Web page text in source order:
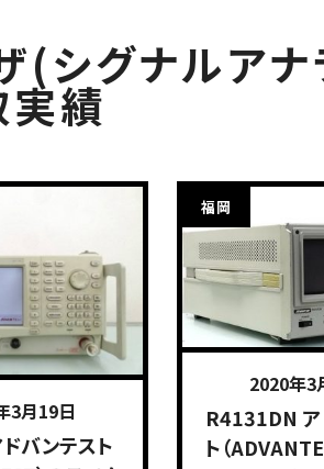
(シグナルア
実績
3月19日
バンテスト
福岡
2020年3
R4131DN ア
ト（